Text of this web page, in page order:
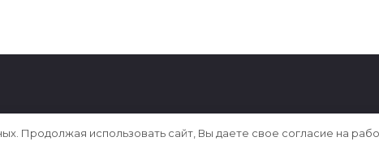
Продолжая использовать сайт, Вы даете свое согласие на